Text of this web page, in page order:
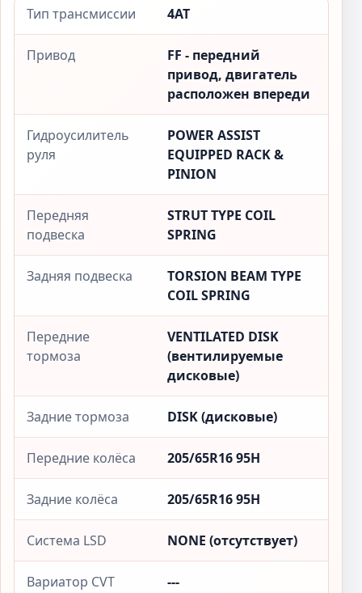
Тип трансмиссии 4AT
Привод
FF - передний
привод, двигатель
расположен впереди
Гидроусилитель
руля
POWER ASSIST
EQUIPPED RACK &
PINION
Передняя
подвеска
STRUT TYPE COIL
SPRING
Задняя подвеска
TORSION BEAM TYPE
COIL SPRING
Передние
тормоза
VENTILATED DISK
(вентилируемые
дисковые)
Задние тормоза DISK (дисковые)
Передние колёса 205/65R16 95H
Задние колёса 205/65R16 95H
Система LSD NONE (отсутствует)
Вариатор CVT ---